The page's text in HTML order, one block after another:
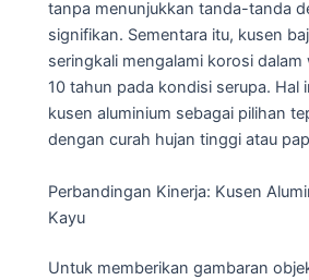
tanpa menunjukkan tanda-tanda
signifikan. Sementara itu, kusen
seringkali mengalami korosi
10 tahun pada kondisi serupa. Hal
kusen aluminium sebagai pilihan
dengan curah hujan tinggi atau
Perbandingan Kinerja: Kusen
Kayu
Untuk memberikan gambaran